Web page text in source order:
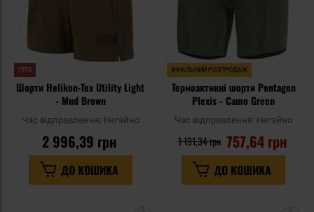
ЛІТО
Шорти Helikon-Tex Utility Light
- Mud Brown
Час відправлення: Негайно
2 996,39 грн
ДО КОШИКА
ФІНАЛЬНИЙ РОЗПРОДАЖ
Термоактивні шорти Pentagon
Plexis - Camo Green
Час відправлення: Негайно
757,64 грн
1 191,34 грн
ДО КОШИКА